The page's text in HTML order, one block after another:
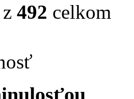
492 celkom